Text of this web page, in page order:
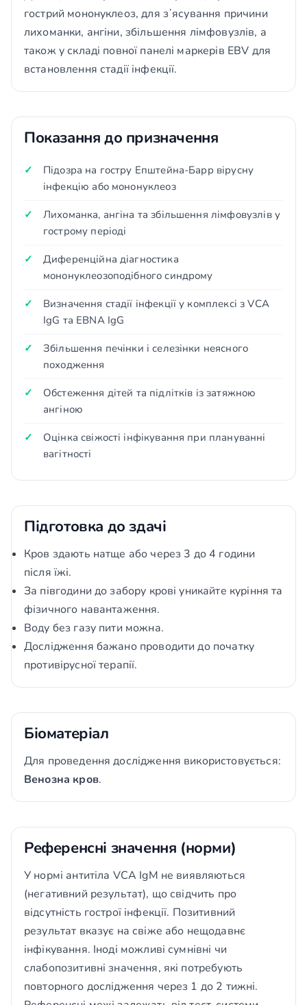
гострий мононуклеоз, для зʼясування причини
лихоманки, ангіни, збільшення лімфовузлів, а
також у складі повної панелі маркерів EBV для
встановлення стадії інфекції.
Показання до призначення
Підозра на гостру Епштейна-Барр вірусну
інфекцію або мононуклеоз
Лихоманка, ангіна та збільшення лімфовузлів у
гострому періоді
Диференційна діагностика
мононуклеозоподібного синдрому
Визначення стадії інфекції у комплексі з VCA
IgG та EBNA IgG
Збільшення печінки і селезінки неясного
походження
Обстеження дітей та підлітків із затяжною
ангіною
Оцінка свіжості інфікування при плануванні
вагітності
Підготовка до здачі
Кров здають натще або через 3 до 4 години
після їжі.
За півгодини до забору крові уникайте куріння та
фізичного навантаження.
Воду без газу пити можна.
Дослідження бажано проводити до початку
противірусної терапії.
Біоматеріал
Для проведення дослідження використовується:
Венозна кров.
Референсні значення (норми)
У нормі антитіла VCA IgM не виявляються
(негативний результат), що свідчить про
відсутність гострої інфекції. Позитивний
результат вказує на свіже або нещодавнє
інфікування. Іноді можливі сумнівні чи
слабопозитивні значення, які потребують
повторного дослідження через 1 до 2 тижні.